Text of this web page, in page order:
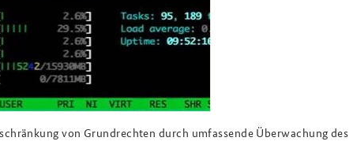
von Grundrechten durch umfassende Überwachung des